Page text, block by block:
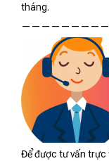
tháng.
Để được tư vấn trực